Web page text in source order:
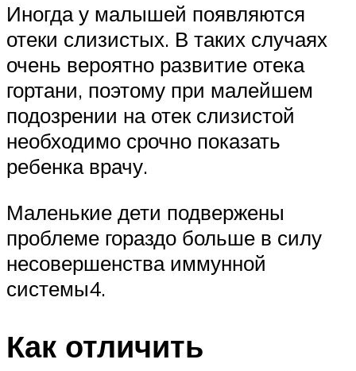
Иногда у малышей появляются
отеки слизистых. В таких случаях
очень вероятно развитие отека
гортани, поэтому при малейшем
подозрении на отек слизистой
необходимо срочно показать
ребенка врачу.
Маленькие дети подвержены
проблеме гораздо больше в силу
несовершенства иммунной
системы4.
Как отличить